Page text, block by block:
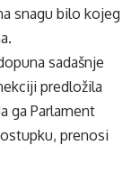
snagu bilo kojeg
sadašnje
predložila
ga Parlament
prenosi